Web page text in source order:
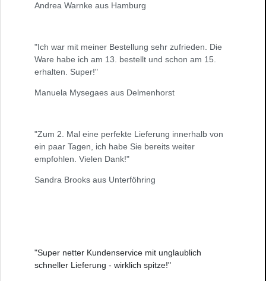
Andrea Warnke aus Hamburg
"Ich war mit meiner Bestellung sehr zufrieden. Die
Ware habe ich am 13. bestellt und schon am 15.
erhalten. Super!"
Manuela Mysegaes aus Delmenhorst
"Zum 2. Mal eine perfekte Lieferung innerhalb von
ein paar Tagen, ich habe Sie bereits weiter
empfohlen. Vielen Dank!"
Sandra Brooks aus Unterföhring
"Super netter Kundenservice mit unglaublich
schneller Lieferung - wirklich spitze!"